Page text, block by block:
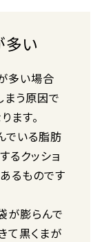
多い
多い場合
まう原因で
ます。
でいる脂肪
るクッショ
るものです
が膨らんで
て黒くまが